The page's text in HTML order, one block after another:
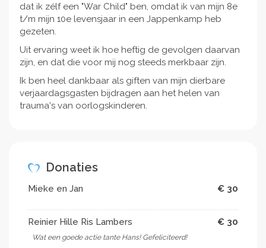
dat ik zélf een "War Child" ben, omdat ik van mijn 8e
t/m mijn 10e levensjaar in een Jappenkamp heb
gezeten.
Uit ervaring weet ik hoe heftig de gevolgen daarvan
zijn, en dat die voor mij nog steeds merkbaar zijn.
Ik ben heel dankbaar als giften van mijn dierbare
verjaardagsgasten bijdragen aan het helen van
trauma's van oorlogskinderen.
Donaties
Mieke en Jan € 30
Reinier Hille Ris Lambers € 30
Wat een goede actie tante Hans! Gefeliciteerd!